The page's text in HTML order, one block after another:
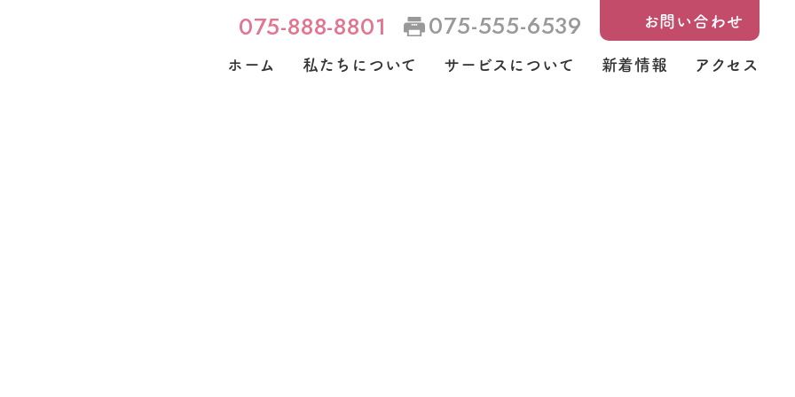
075-888-8801 075-555-6539
お問い合わせ
ホーム
私たちについて サービスについて 新着情報 アクセス